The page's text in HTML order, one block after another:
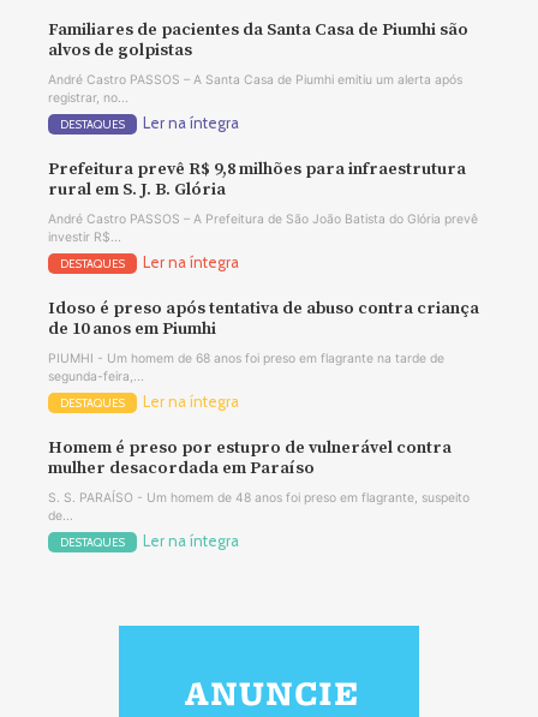
Familiares de pacientes da Santa Casa de Piumhi são
alvos de golpistas
André Castro PASSOS – A Santa Casa de Piumhi emitiu um alerta após
registrar, no...
DESTAQUES Ler na íntegra
Prefeitura prevê R$ 9,8 milhões para infraestrutura
rural em S. J. B. Glória
André Castro PASSOS – A Prefeitura de São João Batista do Glória prevê
investir R$...
DESTAQUES Ler na íntegra
Idoso é preso após tentativa de abuso contra criança
de 10 anos em Piumhi
PIUMHI - Um homem de 68 anos foi preso em flagrante na tarde de
segunda-feira,...
DESTAQUES Ler na íntegra
Homem é preso por estupro de vulnerável contra
mulher desacordada em Paraíso
S. S. PARAÍSO - Um homem de 48 anos foi preso em flagrante, suspeito
de...
DESTAQUES Ler na íntegra